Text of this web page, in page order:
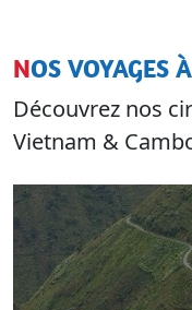
NOS VOYAGES
Découvrez nos
Vietnam &